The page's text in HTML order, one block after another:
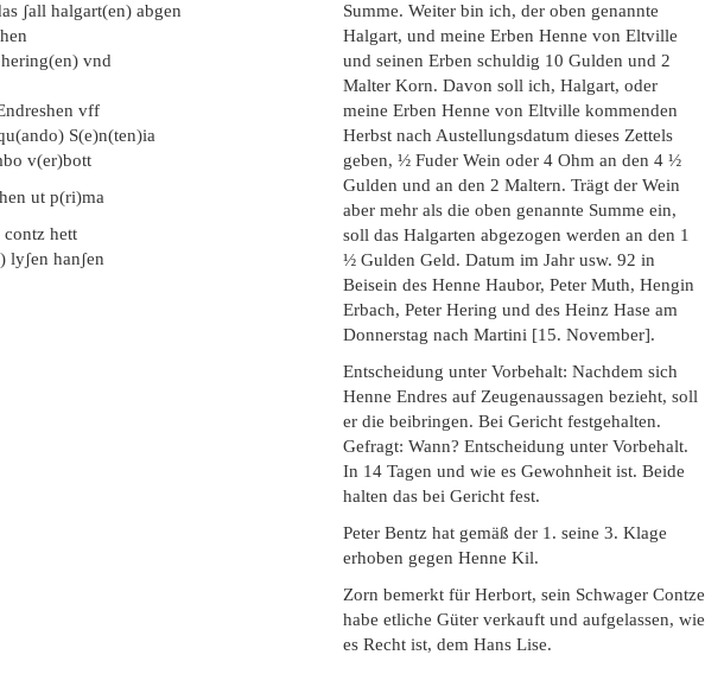
ʃall halgart(en) abgen
vnd
vff
S(e)n(ten)ia
v(er)bott
ut p(ri)ma
contz hett
hanʃen
Summe. Weiter bin ich, der oben genannte
Halgart, und meine Erben Henne von Eltville
und seinen Erben schuldig 10 Gulden und 2
Malter Korn. Davon soll ich, Halgart, oder
meine Erben Henne von Eltville kommenden
Herbst nach Austellungsdatum dieses Zettels
geben, ½ Fuder Wein oder 4 Ohm an den 4 ½
Gulden und an den 2 Maltern. Trägt der Wein
aber mehr als die oben genannte Summe ein,
soll das Halgarten abgezogen werden an den 1
½ Gulden Geld. Datum im Jahr usw. 92 in
Beisein des Henne Haubor, Peter Muth, Hengin
Erbach, Peter Hering und des Heinz Hase am
Donnerstag nach Martini [15. November].
Entscheidung unter Vorbehalt: Nachdem sich
Henne Endres auf Zeugenaussagen bezieht, soll
er die beibringen. Bei Gericht festgehalten.
Gefragt: Wann? Entscheidung unter Vorbehalt.
In 14 Tagen und wie es Gewohnheit ist. Beide
halten das bei Gericht fest.
Peter Bentz hat gemäß der 1. seine 3. Klage
erhoben gegen Henne Kil.
Zorn bemerkt für Herbort, sein Schwager Contze
habe etliche Güter verkauft und aufgelassen, wie
es Recht ist, dem Hans Lise.